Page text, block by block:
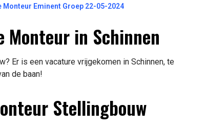
Monteur Eminent Groep 22-05-2024
Monteur in Schinnen
Er is een vacature vrijgekomen in Schinnen, te
de baan!
Stellingbouw